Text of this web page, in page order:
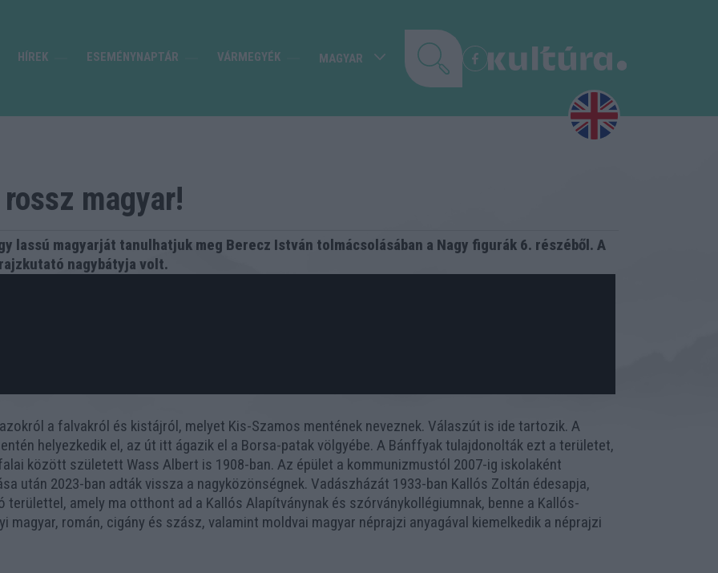
HÍREK ESEMÉNYNAPTÁR VÁRMEGYÉK MAGYAR
magyar!
lassú magyarját tanulhatjuk meg Berecz István tolmácsolásában a Nagy figurák 6. részéből. A
nagybátyja volt.
a falvakról és kistájról, melyet Kis-Szamos mentének neveznek. Válaszút is ide tartozik. A
helyezkedik el, az út itt ágazik el a Borsa-patak völgyébe. A Bánffyak tulajdonolták ezt a területet,
között született Wass Albert is 1908-ban. Az épület a kommunizmustól 2007-ig iskolaként
után 2023-ban adták vissza a nagyközönségnek. Vadászházát 1933-ban Kallós Zoltán édesapja,
amely ma otthont ad a Kallós Alapítványnak és szórványkollégiumnak, benne a Kallós-
magyar, román, cigány és szász, valamint moldvai magyar néprajzi anyagával kiemelkedik a néprajzi